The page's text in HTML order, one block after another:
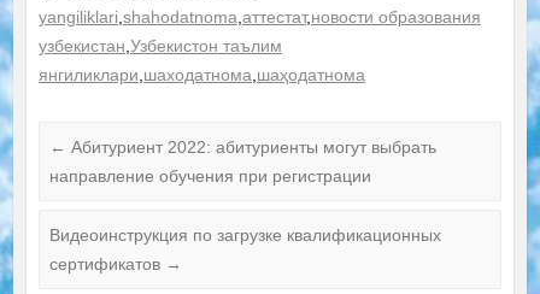
yangiliklari,shahodatnoma,аттестат,новости образования
узбекистан,Узбекистон таълим
янгиликлари,шаходатнома,шаҳодатнома
← Абитуриент 2022: абитуриенты могут выбрать
направление обучения при регистрации
Видеоинструкция по загрузке квалификационных
сертификатов →